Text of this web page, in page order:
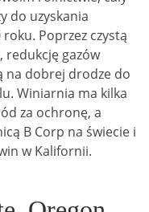
do uzyskania
Poprzez czystą
redukcję gazów
na dobrej drodze do
Winiarnia ma kilka
za ochronę, a
B Corp na świecie i
w Kalifornii.